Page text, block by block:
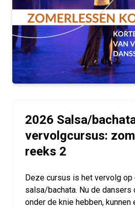
2026 Salsa/
vervolgcursus:
reeks 2
Deze cursus is het vervolg
salsa/bachata. Nu de
onder de knie hebben, kunnen